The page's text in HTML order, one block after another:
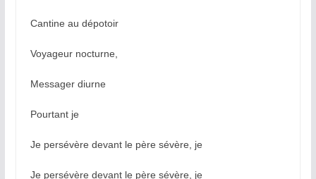
Cantine au dépotoir
Voyageur nocturne,
Messager diurne
Pourtant je
Je persévère devant le père sévère, je
Je persévère devant le père sévère, je